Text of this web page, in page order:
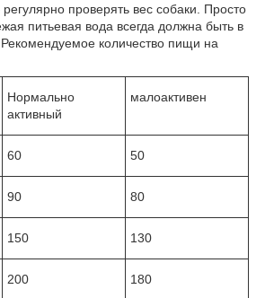
проверять вес собаки. Просто
питьевая вода всегда должна быть в
количество пищи на
Нормально
активный
малоактивен
60 50
90 80
150 130
200 180